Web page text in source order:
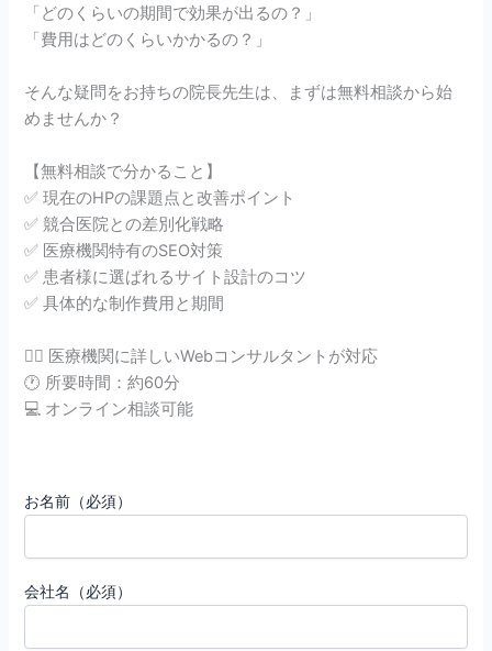
「どのくらいの期間で効果が出るの？」
「費用はどのくらいかかるの？」
そんな疑問をお持ちの院長先生は、まずは無料相談から始
めませんか？
【無料相談で分かること】
✅ 現在のHPの課題点と改善ポイント
✅ 競合医院との差別化戦略
✅ 医療機関特有のSEO対策
✅ 患者様に選ばれるサイト設計のコツ
✅ 具体的な制作費用と期間
👨‍⚕️ 医療機関に詳しいWebコンサルタントが対応
🕐 所要時間：約60分
💻 オンライン相談可能
お名前（必須）
会社名（必須）